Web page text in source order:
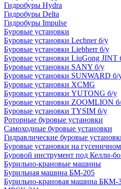
Гидробуры Hydra
Гидробуры Delta
Гидробуры Impulse
Буровые установки
Буровые установки Lechner б/у
Буровые установки Liebherr б/у
Буровые установки LiuGong JINT
Буровые установки SANY б/у
Буровые установки SUNWARD б/
Буровые установки XCMG
Буровые установки YUTONG б/у
Буровые установки ZOOMLION
Буровые установки TYSIM б/у
Роторные буровые установки
Самоходные буровые установки
Гидравлические буровые
Буровые установки на
Буровой инструмент под Келли-
Бурильно-крановые машины
Бурильная машина БМ-205
Бурильно-крановая машина